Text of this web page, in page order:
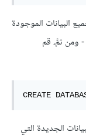
البيانات الموجودة
ومن ثمَّ، قم
CREATE
الجديدة التي